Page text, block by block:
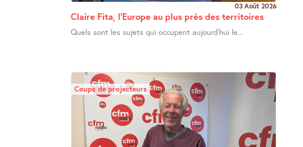
03 Août 2026
Claire Fita, l’Europe au plus près des territoires
Quels sont les sujets qui occupent aujourd’hui le...
Coups de projecteurs